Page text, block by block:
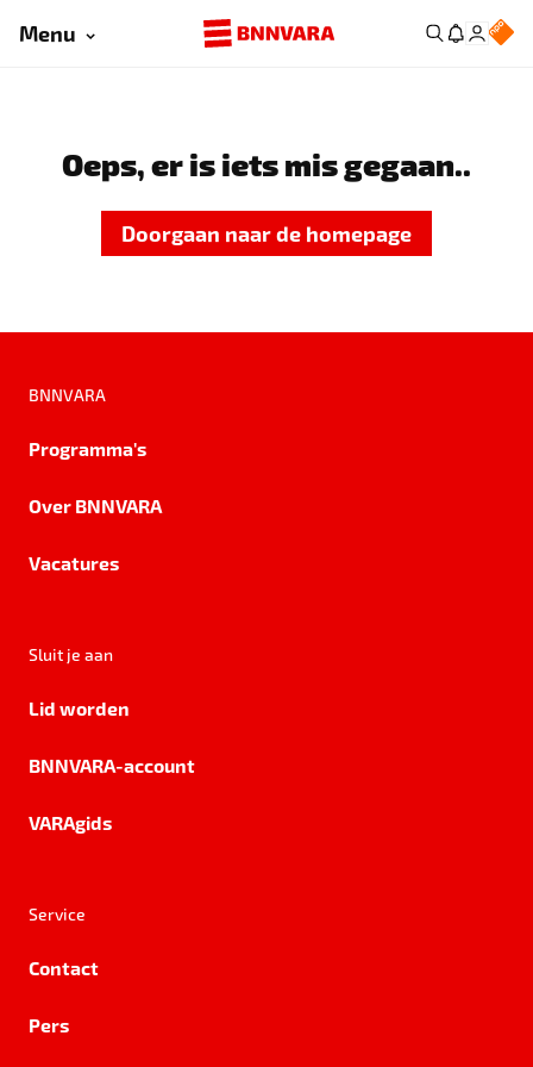
Menu
Oeps, er is iets mis gegaan..
Doorgaan naar de homepage
BNNVARA
Programma's
Over BNNVARA
Vacatures
Sluit je aan
Lid worden
BNNVARA-account
VARAgids
Service
Contact
Pers